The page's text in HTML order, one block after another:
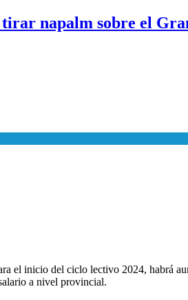
napalm sobre el
el inicio del ciclo lectivo 2024, habrá
a nivel provincial.